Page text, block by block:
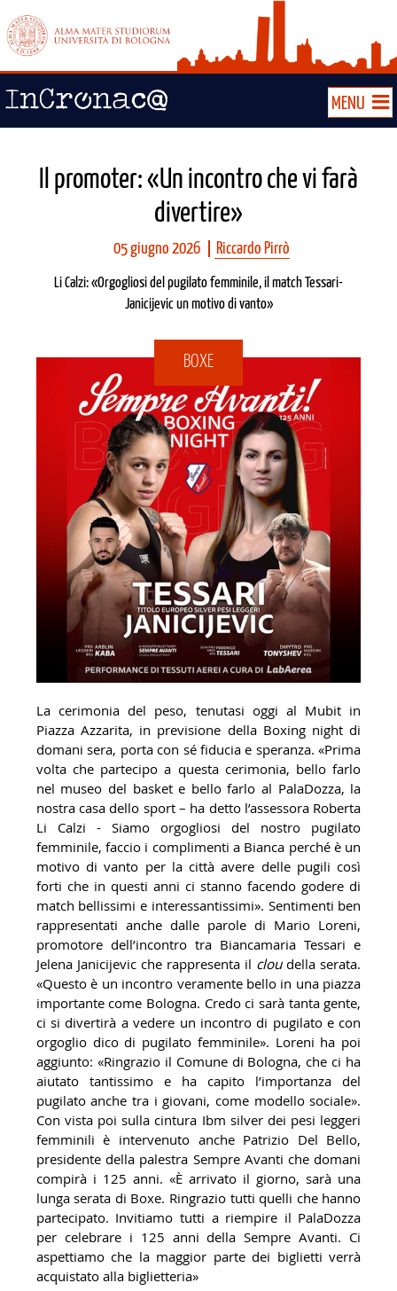
MENU
Il promoter: «Un incontro che vi farà
divertire»
05 giugno 2026 Riccardo Pirrò
Li Calzi: «Orgogliosi del pugilato femminile, il match Tessari-
Janicijevic un motivo di vanto»
BOXE
La cerimonia del peso, tenutasi oggi al Mubit in
Piazza Azzarita, in previsione della Boxing night di
domani sera, porta con sé fiducia e speranza. «Prima
volta che partecipo a questa cerimonia, bello farlo
nel museo del basket e bello farlo al PalaDozza, la
nostra casa dello sport – ha detto l’assessora Roberta
Li Calzi - Siamo orgogliosi del nostro pugilato
femminile, faccio i complimenti a Bianca perché è un
motivo di vanto per la città avere delle pugili così
forti che in questi anni ci stanno facendo godere di
match bellissimi e interessantissimi». Sentimenti ben
rappresentati anche dalle parole di Mario Loreni,
promotore dell’incontro tra Biancamaria Tessari e
Jelena Janicijevic che rappresenta il cloudella serata.
«Questo è un incontro veramente bello in una piazza
importante come Bologna. Credo ci sarà tanta gente,
ci si divertirà a vedere un incontro di pugilato e con
orgoglio dico di pugilato femminile». Loreni ha poi
aggiunto: «Ringrazio il Comune di Bologna, che ci ha
aiutato tantissimo e ha capito l’importanza del
pugilato anche tra i giovani, come modello sociale».
Con vista poi sulla cintura Ibm silver dei pesi leggeri
femminili è intervenuto anche Patrizio Del Bello,
presidente della palestra Sempre Avanti che domani
compirà i 125 anni. «È arrivato il giorno, sarà una
lunga serata di Boxe. Ringrazio tutti quelli che hanno
partecipato. Invitiamo tutti a riempire il PalaDozza
per celebrare i 125 anni della Sempre Avanti. Ci
aspettiamo che la maggior parte dei biglietti verrà
acquistato alla biglietteria»